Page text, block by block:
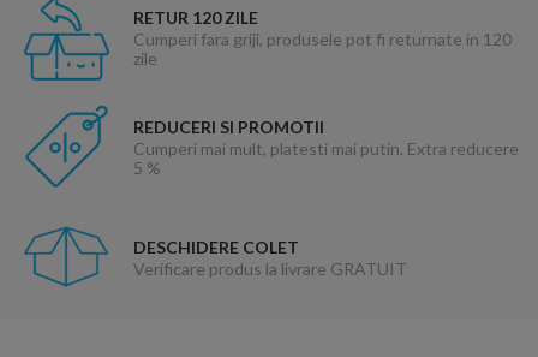
RETUR 120 ZILE
Cumperi fara griji, produsele pot fi returnate in 120
zile
REDUCERI SI PROMOTII
Cumperi mai mult, platesti mai putin. Extra reducere
5 %
DESCHIDERE COLET
Verificare produs la livrare GRATUIT